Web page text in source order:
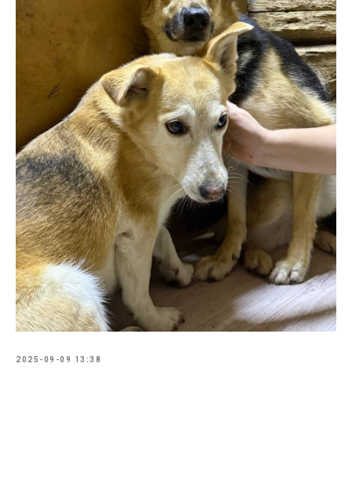
2025-09-09 13:38